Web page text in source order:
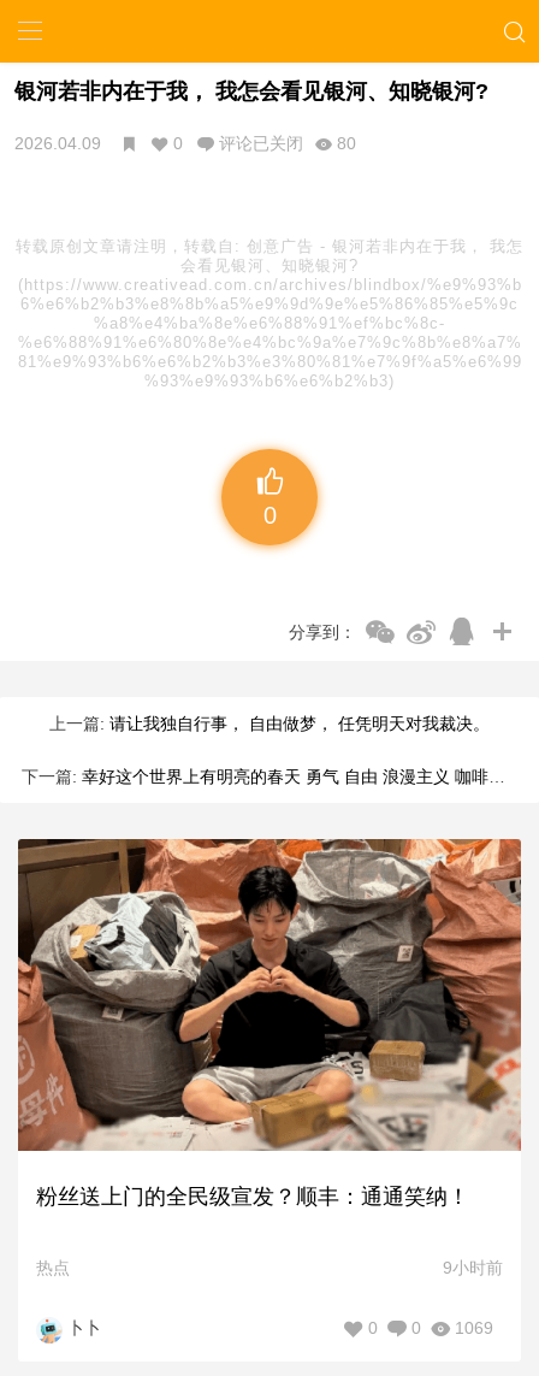
银河若非内在于我， 我怎会看见银河、知晓银河?
2026.04.09 0 评论已关闭 80
转载原创文章请注明，转载自: 创意广告 - 银河若非内在于我， 我怎
会看见银河、知晓银河?
(https://www.creativead.com.cn/archives/blindbox/%e9%93%b
6%e6%b2%b3%e8%8b%a5%e9%9d%9e%e5%86%85%e5%9c
%a8%e4%ba%8e%e6%88%91%ef%bc%8c-
%e6%88%91%e6%80%8e%e4%bc%9a%e7%9c%8b%e8%a7%
81%e9%93%b6%e6%b2%b3%e3%80%81%e7%9f%a5%e6%99
%93%e9%93%b6%e6%b2%b3)
0
分享到：
上一篇: 请让我独自行事， 自由做梦， 任凭明天对我裁决。
下一篇: 幸好这个世界上有明亮的春天 勇气 自由 浪漫主义 咖啡面包 还有小动物和好天气 美的让人晕晕软软的 祝大家 永远可以和好人相逢
粉丝送上门的全民级宣发？顺丰：通通笑纳！
热点 9小时前
卜卜 1069
0
0